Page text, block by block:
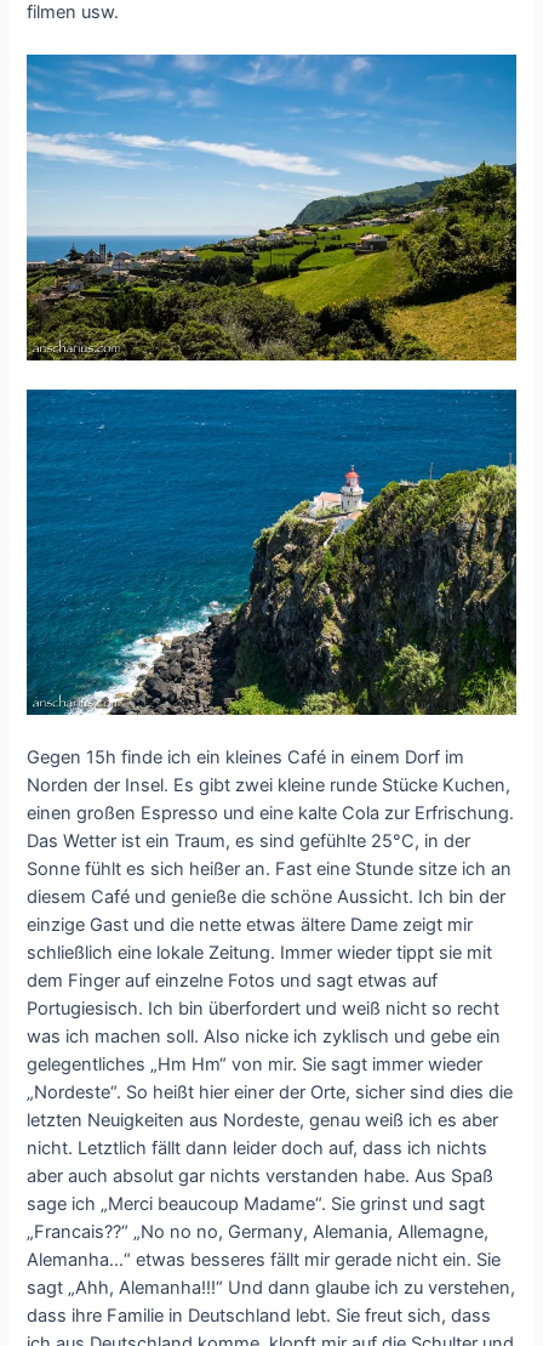
filmen usw.
Gegen 15h finde ich ein kleines Café in einem Dorf im
Norden der Insel. Es gibt zwei kleine runde Stücke Kuchen,
einen großen Espresso und eine kalte Cola zur Erfrischung.
Das Wetter ist ein Traum, es sind gefühlte 25°C, in der
Sonne fühlt es sich heißer an. Fast eine Stunde sitze ich an
diesem Café und genieße die schöne Aussicht. Ich bin der
einzige Gast und die nette etwas ältere Dame zeigt mir
schließlich eine lokale Zeitung. Immer wieder tippt sie mit
dem Finger auf einzelne Fotos und sagt etwas auf
Portugiesisch. Ich bin überfordert und weiß nicht so recht
was ich machen soll. Also nicke ich zyklisch und gebe ein
gelegentliches „Hm Hm“ von mir. Sie sagt immer wieder
„Nordeste“. So heißt hier einer der Orte, sicher sind dies die
letzten Neuigkeiten aus Nordeste, genau weiß ich es aber
nicht. Letztlich fällt dann leider doch auf, dass ich nichts
aber auch absolut gar nichts verstanden habe. Aus Spaß
sage ich „Merci beaucoup Madame“. Sie grinst und sagt
„Francais??“ „No no no, Germany, Alemania, Allemagne,
Alemanha…“ etwas besseres fällt mir gerade nicht ein. Sie
sagt „Ahh, Alemanha!!!“ Und dann glaube ich zu verstehen,
dass ihre Familie in Deutschland lebt. Sie freut sich, dass